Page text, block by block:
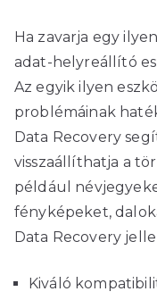
Ha zavarja egy
adat-helyreállító
Az egyik ilyen
problémáinak
Data Recovery
visszaállíthatja a
például
fényképeket,
Data Recovery
Kiváló